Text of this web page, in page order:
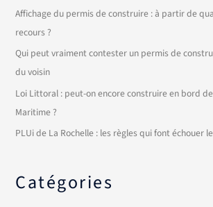
Affichage du permis de construire : à partir de
recours ?
Qui peut vraiment contester un permis de
du voisin
Loi Littoral : peut-on encore construire en bord
Maritime ?
PLUi de La Rochelle : les règles qui font échouer
Catégories